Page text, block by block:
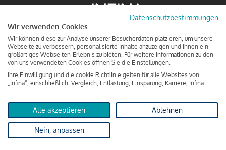
Datenschutzbestimmungen
Wir verwenden Cookies
Wir können diese zur Analyse unserer Besucherdaten platzieren, um unsere
Webseite zu verbessern, personalisierte Inhalte anzuzeigen und Ihnen ein
großartiges Webseiten-Erlebnis zu bieten. Für weitere Informationen zu den
von uns verwendeten Cookies öffnen Sie die Einstellungen.
Ihre Einwilligung und die cookie Richtlinie gelten für alle Websites von
„Infina“, einschließlich: Vergleich, Entlastung, Einsparung, Karriere, Infina.
Alle akzeptieren Ablehnen
Nein, anpassen